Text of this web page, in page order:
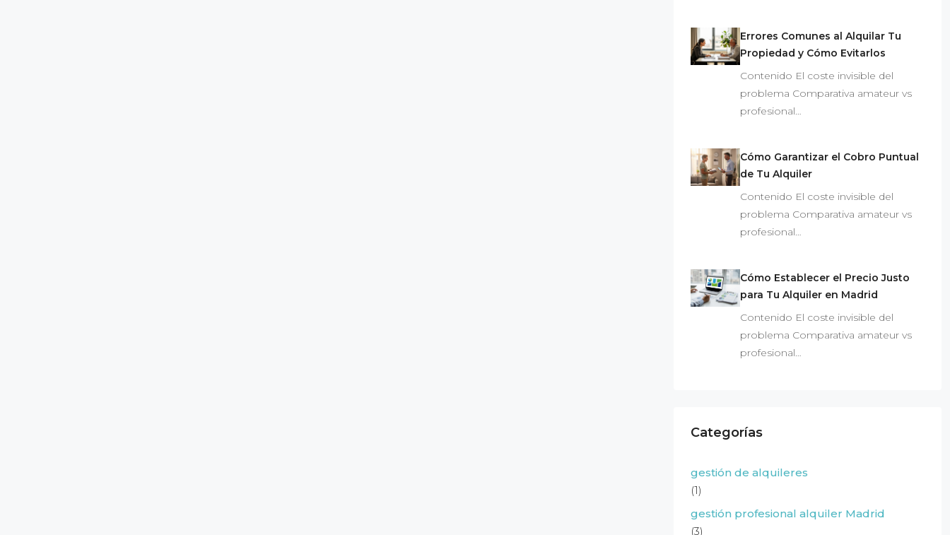
Errores Comunes al Alquilar Tu
Propiedad y Cómo Evitarlos
Contenido El coste invisible del
problema Comparativa amateur vs
profesional…
Cómo Garantizar el Cobro Puntual
de Tu Alquiler
Contenido El coste invisible del
problema Comparativa amateur vs
profesional…
Cómo Establecer el Precio Justo
para Tu Alquiler en Madrid
Contenido El coste invisible del
problema Comparativa amateur vs
profesional…
Categorías
gestión de alquileres
(1)
gestión profesional alquiler Madrid
(3)